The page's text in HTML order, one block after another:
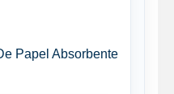
Papel Absorbente